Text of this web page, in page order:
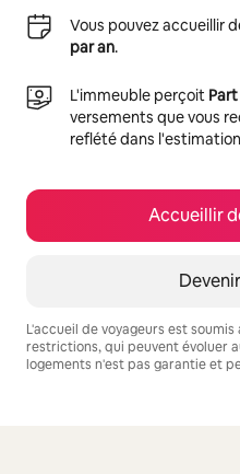
Vous pouvez accueillir
par an.
L'immeuble perçoit
versements que vous
reflété dans
Accueillir
L'accueil de voyageurs est
restrictions, qui peuvent évoluer
logements n'est pas garantie et